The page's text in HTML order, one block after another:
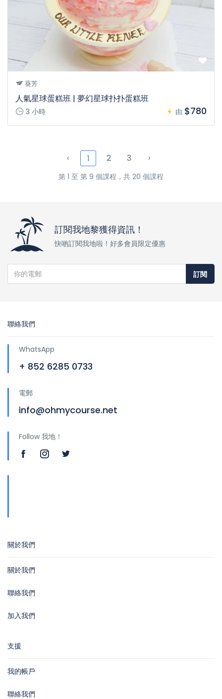
葵芳
人氣星球蛋糕班 | 夢幻星球扑扑蛋糕班
3 小時 由 $780
‹ 1 2 3 ›
第 1 至 第 9 個課程，共 20 個課程
訂閱我地黎獲得資訊！
快啲訂閱我地啦！好多會員限定優惠
訂閱
聯絡我們
WhatsApp
+ 852 6285 0733
電郵
info@ohmycourse.net
Follow 我地！
關於我們
關於我們
聯絡我們
加入我們
支援
我的帳戶
聯絡我們